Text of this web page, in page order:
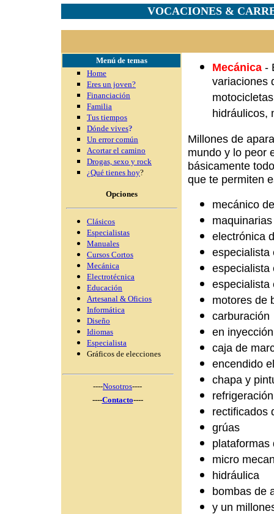
VOCACIONES &
Menú de temas
Home
Eres un joven?
Financiación
Familia
Tus tiempos
Dónde vives?
Un error común
Acortar el camino
Drogas, sexo y rock
¿Qué tienes hoy?
Opciones
Clásicos
Especialistas
Manuales
Cursos Cortos
Mecánica
Electrotécnica
Educación
Artesanal & Oficios
Informática
Diseño
Idiomas
Especialista
Gráficos de elecciones
----Nosotros----
----Contacto----
Mecánica -
variaciones
hidráulicos,
Millones de
mundo y lo peor
básicamente
que te permiten
mecánico
electrónica
especialista
especialista
especialista
motores de
carburación
en inyección
caja de
encendido
chapa y
rectificados
grúas
plataformas
micro
hidráulica
bombas de
y un